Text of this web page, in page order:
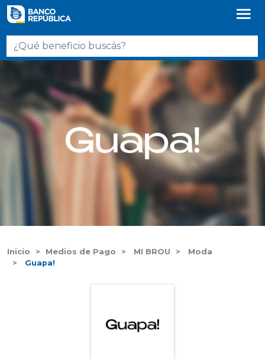
Inicio Medios de Pago MI BROU
Moda
Guapa!